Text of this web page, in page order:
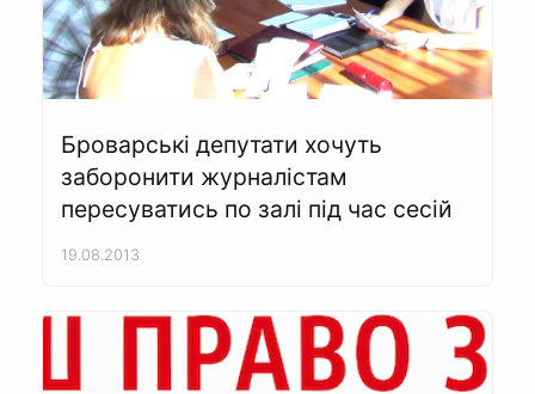
Броварські депутати хочуть
заборонити журналістам
пересуватись по залі під час сесій
19.08.2013